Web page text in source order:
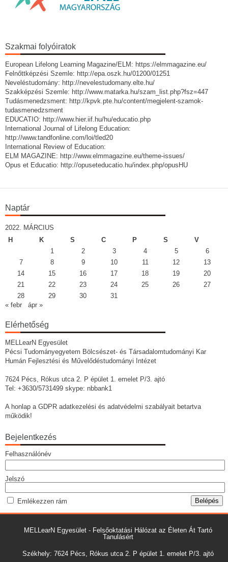
Szakmai folyóiratok
European Lifelong Learning Magazine/ELM: https://elmmagazine.eu/
Felnőttképzési Szemle: http://epa.oszk.hu/01200/01251
Neveléstudomány: http://nevelestudomany.elte.hu/
Szakképzési Szemle: http://www.matarka.hu/szam_list.php?fsz=447
Tudásmenedzsment: http://kpvk.pte.hu/content/megjelent-szamok-
tudasmenedzsment
EDUCATIO: http://www.hier.iif.hu/hu/educatio.php
International Journal of Lifelong Education:
http://www.tandfonline.com/loi/tled20
International Review of Education:
ELM MAGAZINE: http://www.elmmagazine.eu/theme-issues/
Opus et Educatio: http://opuseteducatio.hu/index.php/opusHU
Naptár
2022. MÁRCIUS
H
K S C P S
V
1
2 3 4 5
6
7
8 9 10 11 12
13
14
15 16 17 18 19
20
21
22 23 24 25 26
27
28
29 30
31
« febr
ápr »
Elérhetőség
MELLearN Egyesület
Pécsi Tudományegyetem Bölcsészet- és Társadalomtudományi Kar
Humán Fejlesztési és Művelődéstudományi Intézet
7624 Pécs, Rókus utca 2. P épület 1. emelet P/3. ajtó
Tel: +3630/5731499 skype: nbbank1
A honlap a GDPR adatkezelési és adatvédelmi szabályait betartva
működik!
Bejelentkezés
Felhasználónév
Jelszó
Emlékezzen rám
MELLearN Egyesület - Felsőoktatási Hálózat az Életen Át Tartó
Tanulásért
Székhely: 7624 Pécs, Rókus utca 2. P épület 1. emelet P/3. ajtó